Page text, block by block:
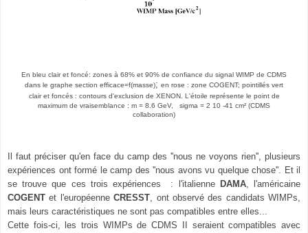
En bleu clair et foncé: zones à 68% et 90% de confiance du signal WIMP de CDMS
dans le graphe section efficace=f(masse); en rose : zone COGENT; pointillés vert
clair et foncés : contours d'exclusion de XENON. L'étoile représente le point de
maximum de vraisemblance : m = 8.6 GeV, sigma = 2 10 -41 cm² (CDMS
collaboration)
Il faut préciser qu'en face du camp des ''nous ne voyons rien'', plusieurs
expériences ont formé le camp des ''nous avons vu quelque chose''. Et il
se trouve que ces trois expériences : l'italienne DAMA, l'américaine
COGENTet l'européenneCRESST, ont observé des candidats WIMPs,
mais leurs caractéristiques ne sont pas compatibles entre elles...
Cette fois-ci, les trois WIMPs de CDMS II seraient compatibles avec